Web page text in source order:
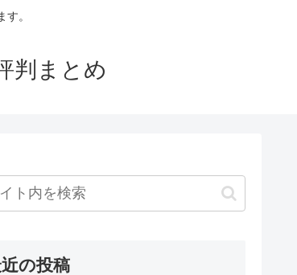
。
判まとめ
の投稿